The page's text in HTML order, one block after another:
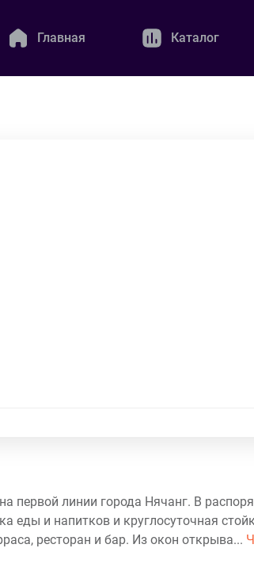
Главная Каталог
первой линии города Нячанг. В
еды и напитков и круглосуточная
ресторан и бар. Из окон открыва...